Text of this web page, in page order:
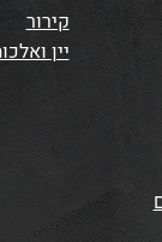
קירור
יין